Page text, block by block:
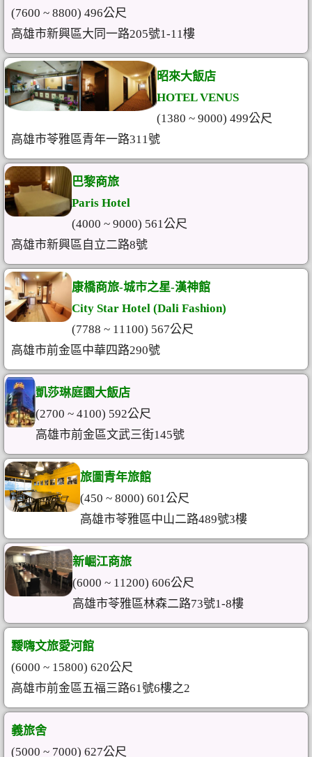
(7600 ~ 8800) 496公尺
高雄市新興區大同一路205號1-11樓
昭來大飯店
HOTEL VENUS
(1380 ~ 9000) 499公尺
高雄市苓雅區青年一路311號
巴黎商旅
Paris Hotel
(4000 ~ 9000) 561公尺
高雄市新興區自立二路8號
康橋商旅-城市之星-漢神館
City Star Hotel (Dali Fashion)
(7788 ~ 11100) 567公尺
高雄市前金區中華四路290號
凱莎琳庭園大飯店
(2700 ~ 4100) 592公尺
高雄市前金區文武三街145號
旅圖青年旅館
(450 ~ 8000) 601公尺
高雄市苓雅區中山二路489號3樓
新崛江商旅
(6000 ~ 11200) 606公尺
高雄市苓雅區林森二路73號1-8樓
靉嗨文旅愛河館
(6000 ~ 15800) 620公尺
高雄市前金區五福三路61號6樓之2
義旅舍
(5000 ~ 7000) 627公尺